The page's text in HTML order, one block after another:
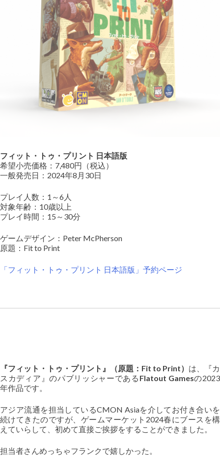
フィット・トゥ・プリント 日本語版
希望小売価格：7,480円（税込）
一般発売日：2024年8月30日
プレイ人数：1～6人
対象年齢：10歳以上
プレイ時間：15～30分
ゲームデザイン：Peter McPherson
原題：Fit to Print
「フィット・トゥ・プリント 日本語版」予約ページ
『フィット・トゥ・プリント』（原題：Fit to Print） は、『カ
スカディア』のパブリッシャーである Flatout Gamesの2023
年作品です。
アジア流通を担当しているCMON Asiaを介してお付き合いを
続けてきたのですが、ゲームマーケット2024春にブースを構
えていらして、初めて直接ご挨拶をすることができました。
担当者さんめっちゃフランクで嬉しかった。